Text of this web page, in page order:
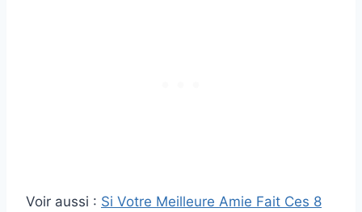
Voir aussi : Si Votre Meilleure Amie Fait Ces 8